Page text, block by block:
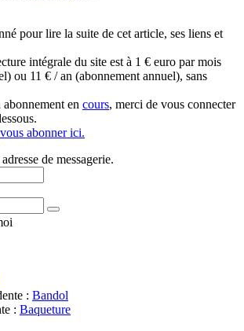
pour lire la suite de cet article, ses liens et
intégrale du site est à 1 € euro par mois
ou 11 € / an (abonnement annuel), sans
en cours, merci de vous connecter
vous abonner ici.
de messagerie.
: Bandol
: Baqueture